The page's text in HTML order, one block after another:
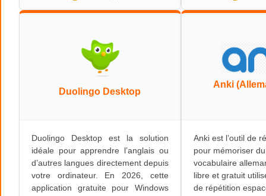
Duolingo Desktop
Duolingo Desktop est la solution
idéale pour apprendre l’anglais ou
d’autres langues directement depuis
votre ordinateur. En 2026, cette
application gratuite pour Windows
Anki
Anki est l’outil de
pour mémoriser
vocabulaire
libre et gratuit
de répétition